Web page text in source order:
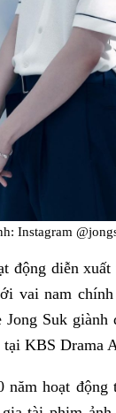
Instagram
động diễn
vai nam
Jong Suk
KBS Drama
năm hoạt